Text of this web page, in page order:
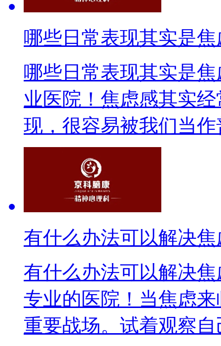
哪些日常表现其实是
哪些日常表现其实是
业医院！焦虑感其实
现，很容易被我们当作
有什么办法可以解决
有什么办法可以解决
专业的医院！当焦虑
重要战场。试着观察